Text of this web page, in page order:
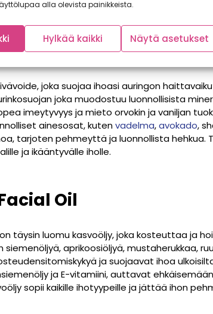
alla olevista painikkeista.
Hylkää kaikki Näytä asetukset
päivän päätteeksi.
joka suojaa ihoasi auringon
joka muodostuu luonnollisista
imeytyvyys ja mieto orvokin ja vaniljan
ainesosat, kutenvadelma,avokado,
tarjoten pehmeyttä ja luonnollista hehkua.
ja ikääntyvälle iholle.
Oil
on täysin luomu kasvoöljy, joka kosteuttaa ja
aprikoosiöljyä, mustaherukkaa,
ja suojaavat ihoa
ja E-vitamiini, auttavat
sopii kaikille ihotyypeille ja jättää ihon